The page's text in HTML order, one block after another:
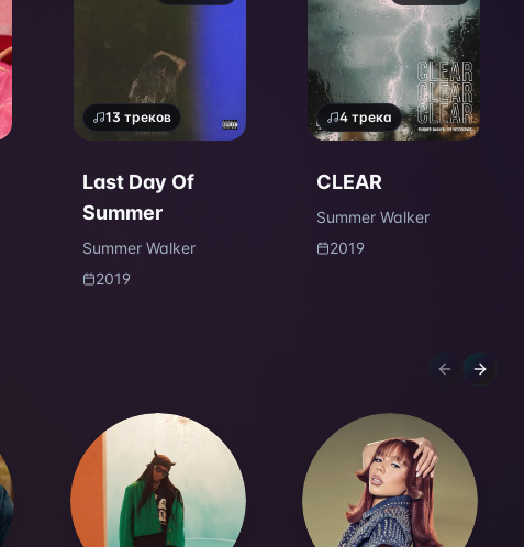
13 треков
Last Day Of
Summer
Summer Walker
2019
4 трека
CLEAR
Summer Walker
2019
Previous
Next